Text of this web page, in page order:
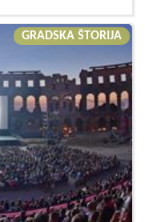
GRADSKA ŠTORIJA